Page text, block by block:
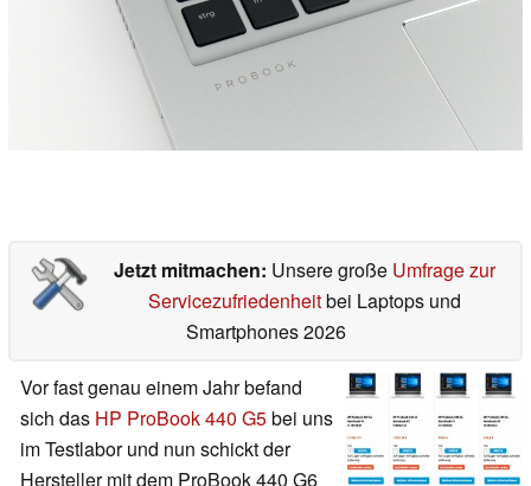
Jetzt mitmachen: Unsere große Umfrage zur
Servicezufriedenheitbei Laptops und
Smartphones 2026
Vor fast genau einem Jahr befand
sich das HP ProBook 440 G5bei uns
im Testlabor und nun schickt der
Hersteller mit dem ProBook 440 G6